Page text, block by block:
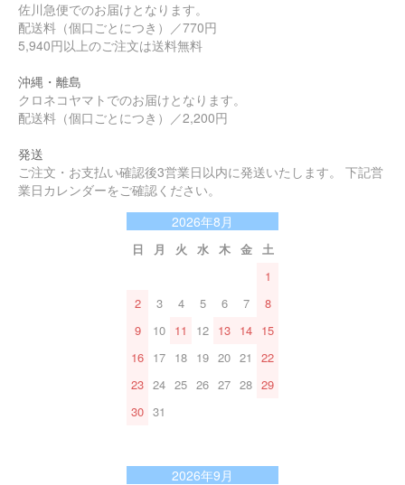
佐川急便でのお届けとなります。
配送料（個口ごとにつき）／770円
5,940円以上のご注文は送料無料
沖縄・離島
クロネコヤマトでのお届けとなります。
配送料（個口ごとにつき）／2,200円
発送
ご注文・お支払い確認後3営業日以内に発送いたします。 下記営
業日カレンダーをご確認ください。
2026年8月
日 月 火 水 木 金
土
1
2
3 4 5 6 7
8
9
10 11 12 13 14 15
16 17 18 19 20 21
22
23 24 25 26 27 28 29
30 31
2026年9月